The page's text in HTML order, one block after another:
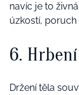
navíc je to
úzkostí,
6.
Držení těla